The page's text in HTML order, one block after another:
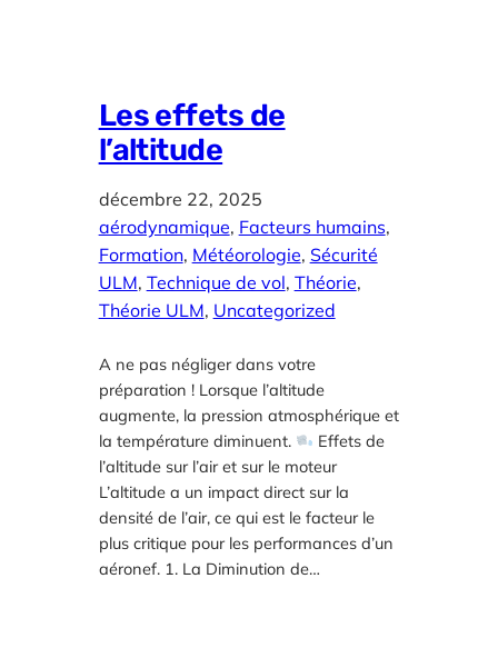
Les effets de
l’altitude
décembre 22, 2025
aérodynamique, Facteurs humains
Formation, Météorologie, Sécurité
ULM, Technique de vol, Théorie
Théorie ULM, Uncategorized
A ne pas négliger dans votre
préparation ! Lorsque l’altitude
augmente, la pression atmosphérique et
la température diminuent.
Effets de
l’altitude sur l’air et sur le moteur
L’altitude a un impact direct sur la
densité de l’air, ce qui est le facteur le
plus critique pour les performances d’un
aéronef. 1. La Diminution de…